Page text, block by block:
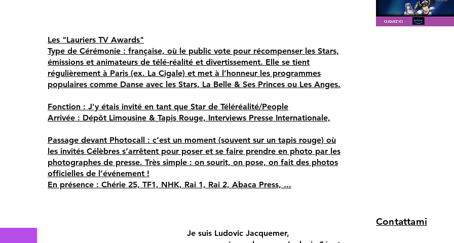
Les "Lauriers TV Awards"
Type de Cérémonie : française, où le public vote pour récompenser les Stars,
émissions et animateurs de télé-réalité et divertissement. Elle se tient
régulièrement à Paris (ex. La Cigale) et met à l’honneur les programmes
populaires comme Danse avec les Stars, La Belle & Ses Princes ou Les Anges.
Fonction : J'y étais invité en tant que Star de Téléréalité/People
Arrivée : Dépôt Limousine & Tapis Rouge, Interviews Presse Internationale,
Passage devant Photocall : c’est un moment (souvent sur un tapis rouge) où
les invités Célèbres s’arrêtent pour poser et se faire prendre en photo par les
photographes de presse. Très simple : on sourit, on pose, on fait des photos
officielles de l’événement !
En présence : Chérie 25, TF1, NHK, Rai 1, Rai 2, Abaca Press, ...
Contattami
Je suis Ludovic Jacquemer,